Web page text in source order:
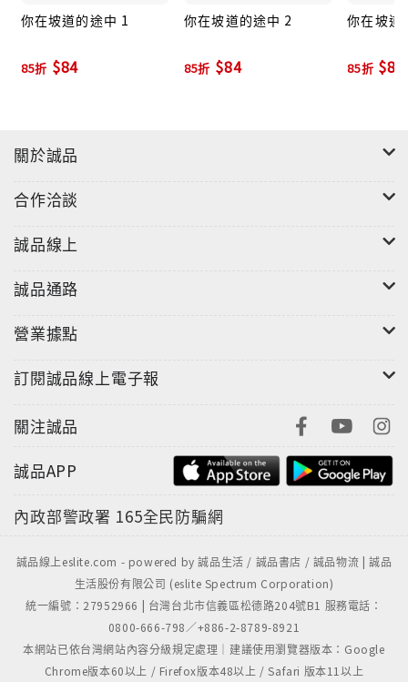
你在坡道的途中 1
85折 $84
你在坡道的途中 2
85折 $84
你在坡道
85折 $84
關於誠品
合作洽談
誠品線上
誠品通路
營業據點
訂閱誠品線上電子報
關注誠品
誠品APP
內政部警政署 165全民防騙網
誠品線上eslite.com - powered by 誠品生活 / 誠品書店 / 誠品物流 | 誠品
生活股份有限公司 (eslite Spectrum Corporation)
統一編號：27952966 | 台灣台北市信義區松德路204號B1 服務電話：
0800-666-798／+886-2-8789-8921
本網站已依台灣網站內容分級規定處理｜建議使用瀏覽器版本：Google
Chrome版本60以上 / Firefox版本48以上 / Safari 版本11以上